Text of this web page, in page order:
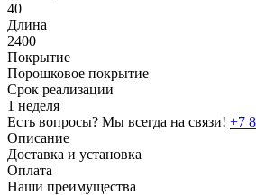
40
Длина
2400
Покрытие
Порошковое покрытие
Срок реализации
1 неделя
Есть вопросы? Мы всегда на связи! +7
Описание
Доставка и установка
Оплата
Наши преимущества